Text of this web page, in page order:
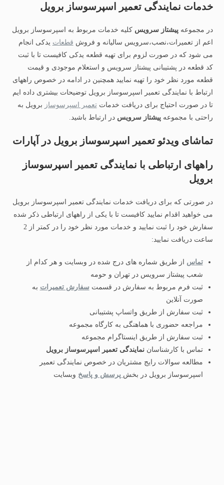
خدمات نمایندگی تعمیر اسپرسوساز برویل
در مجموعهپیشتاز سرویس کلیه خدمات مربوط به اسپرسوساز برویل
اعم از تعمیرات،نصب،سرویس سالیانه و فروش قطعات یدکی انجام
می شود که در صورت لزوم برای تهیه قطعه یدکی کافیست تا با ثبت
کد قطعه در پشتیبانی پیشتاز سرویس و استعلام موجودی و قیمت
قطعه مورد نظر خود را تهیه نمایید همچنین در ادامه در خصوص راههای
ارتباط با نمایندگی تعمیر اسپرسوساز برویل توضیحات بیشتری داده ایم
تا در صورت احتیاج برای دریافت خدماتتعمیر اسپرسوساز برویل به
راحتی با مجموعه پیشتاز سرویس در ارتباط باشید.
تماشای ویدئو تعمیر اسپرسوساز برویل در آپارات
راههای ارتباطی با نمایندگی تعمیر اسپرسوساز
برویل
در صورتی که برای دریافت خدمات نمایندگی تعمیر اسپرسوساز برویل
می خواهید اقدام نمایید کافیست تا با یکی از راههای ارتباطی ذکر شده
سفارش خود را ثبت نمایید و خدمات مورد نظر خود را در کمتر از 2
ساعت دریافت نمایید:
تماس از طریق شماره های درج شده در وبسایت و هر کدام از
شعب پیشتاز سرویس در تهران و حومه
ثبت فرم مربوط به سفارش در قسمت سفارش تعمیرات به
صورت آنلاین
ثبت سفارش از طریق واتساپ پشتیبانی
مراجعه حضوری با هماهنگی به کارگاه مجموعه
ثبت سفارش از طریق اینستاگرام مجموعه
تماس با کارشناساننمایندگی تعمیر اسپرسوساز برویل
مطالعه سوالات رایج مشتریان در خصوص نمایندگی تعمیر
اسپرسوساز برویل در بخش پرسش و پاسخ وبسایت